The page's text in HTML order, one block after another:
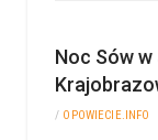
Noc Sów
/ OPOWIECIE.INFO